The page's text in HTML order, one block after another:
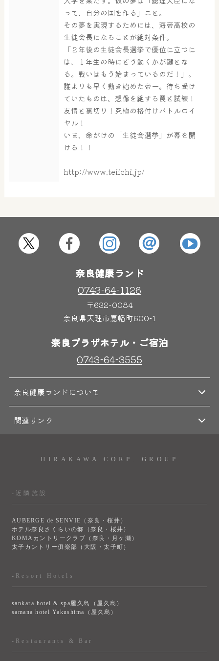
って、自分の国を作る」こと。
その夢を実現するためには、海帝高校の
生徒会長になることが絶対条件。
「２年後の生徒会長選挙で優位に立つに
は、１年生の時にどう動くかが鍵とな
る。戦いはもう始まっているのだ！」。
誰よりも早く動き始めた帝一。待ち受け
ていたものは、想像を絶する罠と試練！
友情と裏切り！究極の格付けバトルロイ
ヤル！
いま、命がけの「生徒会選挙」が幕を開
ける！！
http://www.teiichi.jp/
奈良健康ランド
0743-64-1126
〒632-0084
奈良県天理市嘉幡町600-1
奈良プラザホテル・ご宿泊
0743-64-3555
奈良健康ランドについて
関連リンク
HIRAKAWA CORP. GROUP
-近隣施設
AUBERGE de SENVIE（奈良・桜井）
ホテル奈良さくらいの郷（奈良・桜井）
KOMAカントリークラブ（奈良・月ヶ瀬）
太子カントリー俱楽部（大阪・太子町）
-Resort Hotels
sankara hotel & spa屋久島（屋久島）
samana hotel Yakushima（屋久島）
-Restaurants & Bar